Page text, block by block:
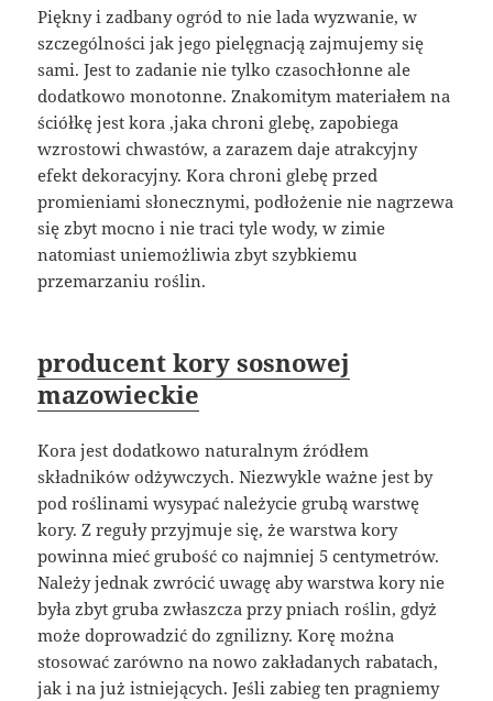
Piękny i zadbany ogród to nie lada wyzwanie, w
szczególności jak jego pielęgnacją zajmujemy się
sami. Jest to zadanie nie tylko czasochłonne ale
dodatkowo monotonne. Znakomitym materiałem na
ściółkę jest kora ,jaka chroni glebę, zapobiega
wzrostowi chwastów, a zarazem daje atrakcyjny
efekt dekoracyjny. Kora chroni glebę przed
promieniami słonecznymi, podłożenie nie nagrzewa
się zbyt mocno i nie traci tyle wody, w zimie
natomiast uniemożliwia zbyt szybkiemu
przemarzaniu roślin.
producent kory sosnowej
mazowieckie
Kora jest dodatkowo naturalnym źródłem
składników odżywczych. Niezwykle ważne jest by
pod roślinami wysypać należycie grubą warstwę
kory. Z reguły przyjmuje się, że warstwa kory
powinna mieć grubość co najmniej 5 centymetrów.
Należy jednak zwrócić uwagę aby warstwa kory nie
była zbyt gruba zwłaszcza przy pniach roślin, gdyż
może doprowadzić do zgnilizny. Korę można
stosować zarówno na nowo zakładanych rabatach,
jak i na już istniejących. Jeśli zabieg ten pragniemy